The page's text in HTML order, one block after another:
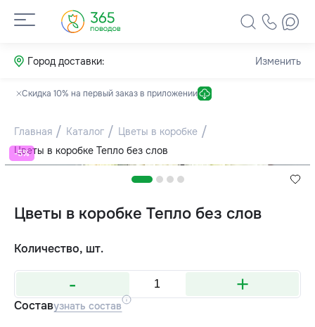
Город доставки: Изменить
Скидка 10% на первый заказ в приложении
Главная Каталог
Цветы в коробке
Цветы в коробке Тепло без слов
-5%
Цветы в коробке Тепло без слов
Количество, шт.
- +
Составузнать состав